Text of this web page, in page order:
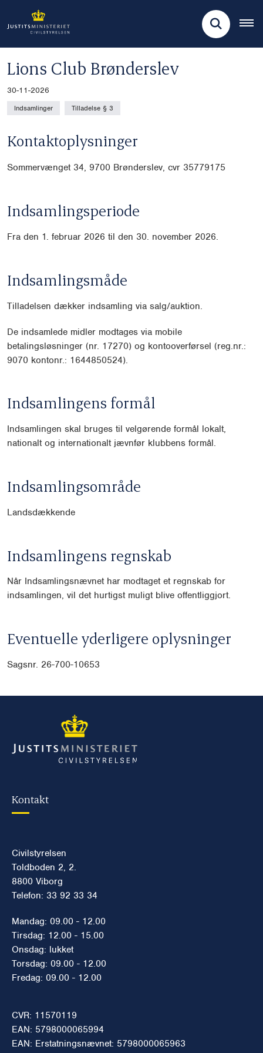
Lions Club Brønderslev
30-11-2026
Indsamlinger Tilladelse § 3
Kontaktoplysninger
Sommervænget 34, 9700 Brønderslev, cvr 35779175
Indsamlingsperiode
Fra den 1. februar 2026 til den 30. november 2026.
Indsamlingsmåde
Tilladelsen dækker indsamling via salg/auktion.
De indsamlede midler modtages via mobile
betalingsløsninger (nr. 17270) og kontooverførsel (reg.nr.:
9070 kontonr.: 1644850524).
Indsamlingens formål
Indsamlingen skal bruges til velgørende formål lokalt,
nationalt og internationalt jævnfør klubbens formål.
Indsamlingsområde
Landsdækkende
Indsamlingens regnskab
Når Indsamlingsnævnet har modtaget et regnskab for
indsamlingen, vil det hurtigst muligt blive offentliggjort.
Eventuelle yderligere oplysninger
Sagsnr. 26-700-10653
Kontakt
Civilstyrelsen
Toldboden 2, 2.
8800 Viborg
Telefon: 33 92 33 34
Mandag: 09.00 - 12.00
Tirsdag: 12.00 - 15.00
Onsdag: lukket
Torsdag: 09.00 - 12.00
Fredag: 09.00 - 12.00
CVR: 11570119
EAN: 5798000065994
EAN: Erstatningsnævnet: 5798000065963